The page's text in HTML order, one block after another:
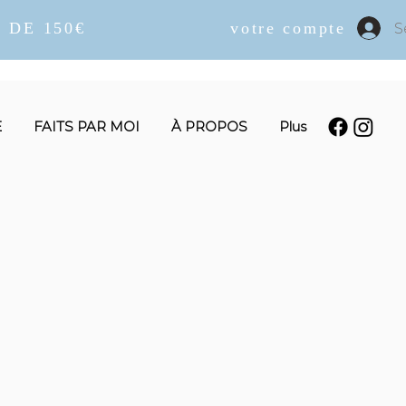
DE 150€ votre compte
FAITS PAR MOI À PROPOS Plus